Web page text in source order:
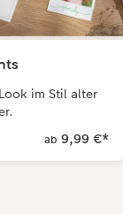
im Stil alter
ab 9,99 €*